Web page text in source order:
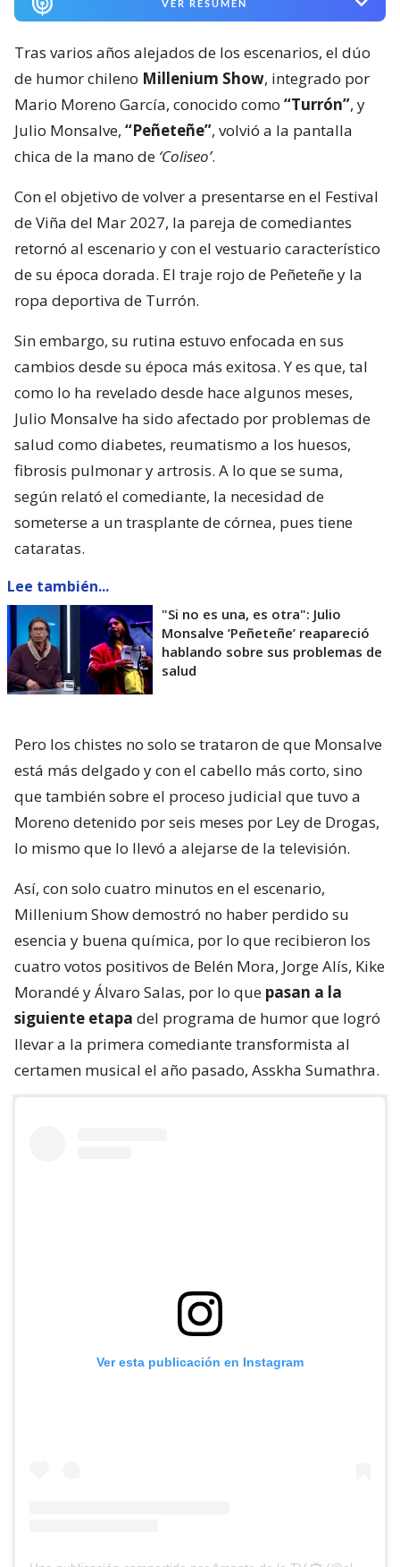
VER RESUMEN
Tras varios años alejados de los escenarios, el dúo
de humor chileno Millenium Show, integrado por
Mario Moreno García, conocido como “Turrón”, y
Julio Monsalve, “Peñeteñe”, volvió a la pantalla
chica de la mano de ‘Coliseo’.
Con el objetivo de volver a presentarse en el Festival
de Viña del Mar 2027, la pareja de comediantes
retornó al escenario y con el vestuario característico
de su época dorada. El traje rojo de Peñeteñe y la
ropa deportiva de Turrón.
Sin embargo, su rutina estuvo enfocada en sus
cambios desde su época más exitosa. Y es que, tal
como lo ha revelado desde hace algunos meses,
Julio Monsalve ha sido afectado por problemas de
salud como diabetes, reumatismo a los huesos,
fibrosis pulmonar y artrosis. A lo que se suma,
según relató el comediante, la necesidad de
someterse a un trasplante de córnea, pues tiene
cataratas.
Lee también...
"Si no es una, es otra": Julio
Monsalve ’Peñeteñe’ reapareció
hablando sobre sus problemas de
salud
Pero los chistes no solo se trataron de que Monsalve
está más delgado y con el cabello más corto, sino
que también sobre el proceso judicial que tuvo a
Moreno detenido por seis meses por Ley de Drogas,
lo mismo que lo llevó a alejarse de la televisión.
Así, con solo cuatro minutos en el escenario,
Millenium Show demostró no haber perdido su
esencia y buena química, por lo que recibieron los
cuatro votos positivos de Belén Mora, Jorge Alís, Kike
Morandé y Álvaro Salas, por lo que pasan a la
siguiente etapa del programa de humor que logró
llevar a la primera comediante transformista al
certamen musical el año pasado, Asskha Sumathra.
Ver esta publicación en Instagram